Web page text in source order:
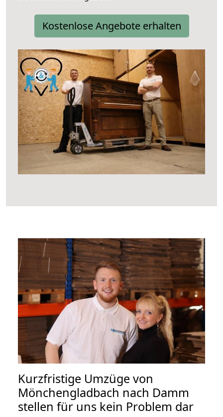
Kostenlose Angebote erhalten
Kurzfristige Umzüge von
Mönchengladbach nach Damm
stellen für uns kein Problem dar